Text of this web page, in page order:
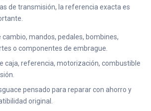
de transmisión, la referencia exacta es
cambio, mandos, pedales, bombines,
o componentes de embrague.
caja, referencia, motorización, combustible
pensado para reparar con ahorro y
original.